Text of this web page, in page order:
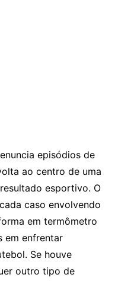
episódios de
ao centro de uma
esportivo. O
caso envolvendo
em termômetro
em enfrentar
Se houve
outro tipo de